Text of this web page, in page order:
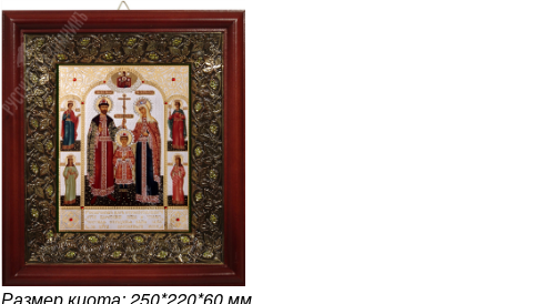
Размер киота: 250*220*60 мм